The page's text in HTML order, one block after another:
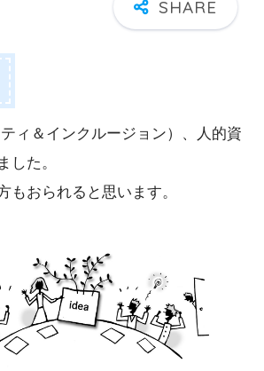
ィ＆インクルージョン）、人的資
した。
おられると思います。